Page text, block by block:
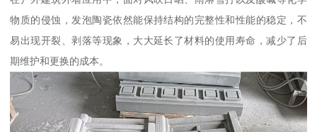
物质的侵蚀，发泡陶瓷依然能保持结构的完整性和性能的稳定，不
易出现开裂、剥落等现象，大大延长了材料的使用寿命，减少了后
期维护和更换的成本。